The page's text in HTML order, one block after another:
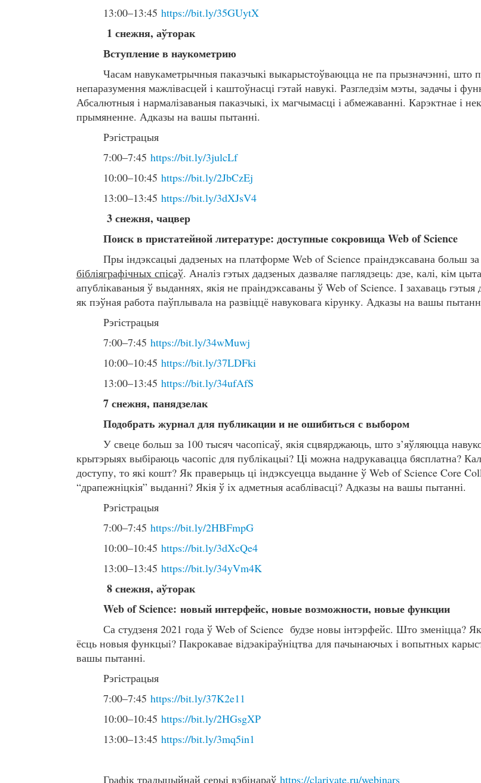
13:00–13:45 https://bit.ly/35GUytX
1 снежня, аўторак
Вступление в наукометрию
Часам навукаметрычныя паказчыкі выкарыстоўваюцца не па прызначэнні, што
непаразумення мажлівасцей і каштоўнасці гэтай навукі. Разгледзім мэты, задачы і
Абсалютныя і нармалізаваныя паказчыкі, іх магчымасці і абмежаванні. Карэктнае і
прымяненне. Адказы на вашы пытанні.
Рэгістрацыя
7:00–7:45 https://bit.ly/3julcLf
10:00–10:45 https://bit.ly/2JbCzEj
13:00–13:45 https://bit.ly/3dXJsV4
3 снежня, чацвер
Поиск в пристатейной литературе: доступные сокровища Web of Science
Пры індэксацыі дадзеных на платформе Web of Science праіндэксавана больш
бібліяграфічных спісаў. Аналіз гэтых дадзеных дазваляе паглядзець: дзе, калі, кім
апублікаваныя ў выданнях, якія не праіндэксаваны ў Web of Science. І захаваць
як пэўная работа паўплывала на развіццё навуковага кірунку. Адказы на вашы
Рэгістрацыя
7:00–7:45 https://bit.ly/34wMuwj
10:00–10:45 https://bit.ly/37LDFki
13:00–13:45 https://bit.ly/34ufAfS
7 снежня, панядзелак
Подобрать журнал для публикации и не ошибиться с выбором
У свеце больш за 100 тысяч часопісаў, якія сцвярджаюць, што з’яўляюцца
крытэрыях выбіраюць часопіс для публікацыі? Ці можна надрукавацца бясплатна?
доступу, то які кошт? Як праверыць ці індэксуецца выданне ў Web of Science Core
“драпежніцкія” выданні? Якія ў іх адметныя асаблівасці? Адказы на вашы пытанні.
Рэгістрацыя
7:00–7:45 https://bit.ly/2HBFmpG
10:00–10:45 https://bit.ly/3dXcQe4
13:00–13:45 https://bit.ly/34yVm4K
8 снежня, аўторак
Web of Science: новый интерфейс, новые возможности, новые функции
Са студзеня 2021 года ў Web of Science будзе новы інтэрфейс. Што зменіцца?
ёсць новыя функцыі? Пакрокавае відэакіраўніцтва для пачынаючых і вопытных
вашы пытанні.
Рэгістрацыя
7:00–7:45 https://bit.ly/37K2e11
10:00–10:45 https://bit.ly/2HGsgXP
13:00–13:45 https://bit.ly/3mq5in1
Графік традыцыйнай серыі вэбінараў https://clarivate.ru/webinars